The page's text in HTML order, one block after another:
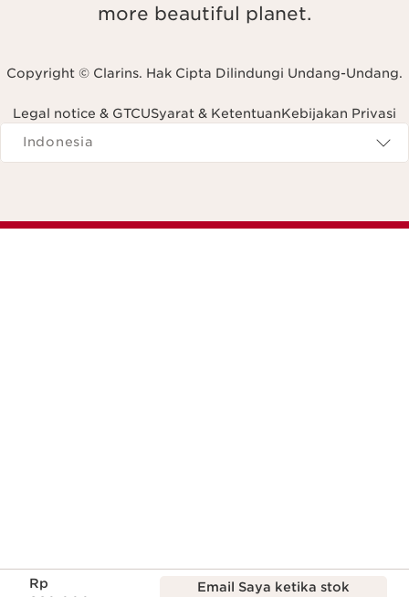
Harga sekarang Rp 980.000
Rp
Email Saya ketika stok
more beautiful planet.
Copyright © Clarins. Hak Cipta Dilindungi Undang-Undang.
Legal notice & GTCUSyarat & KetentuanKebijakan Privasi
Navigates to
Indonesia